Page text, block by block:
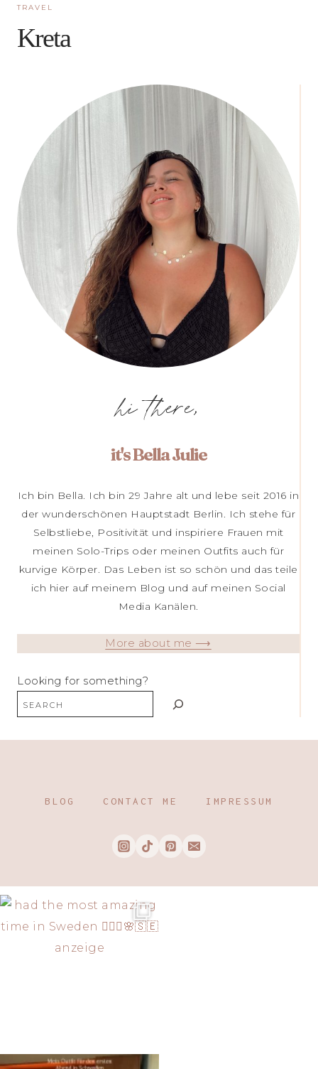
TRAVEL
Kreta
hi there,
it's Bella Julie
Ich bin Bella. Ich bin 29 Jahre alt und lebe seit 2016 in
der wunderschönen Hauptstadt Berlin. Ich stehe für
Selbstliebe, Positivität und inspiriere Frauen mit
meinen Solo-Trips oder meinen Outfits auch für
kurvige Körper. Das Leben ist so schön und das teile
ich hier auf meinem Blog und auf meinen Social
Media Kanälen.
More about me ⟶
Looking for something?
BLOG CONTACT ME IMPRESSUM